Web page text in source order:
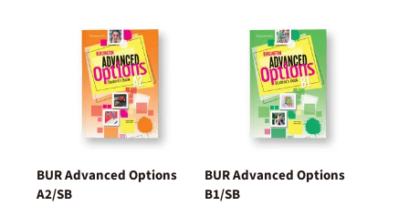
BUR Advanced Options
A2/SB
BUR Advanced Options
B1/SB